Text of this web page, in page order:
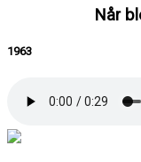
Når
1963